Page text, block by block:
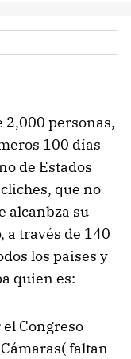
2,000 personas,
100 días
de Estados
que no
alcanbza su
a través de 140
los paises y
quien es:
Congreso
faltan